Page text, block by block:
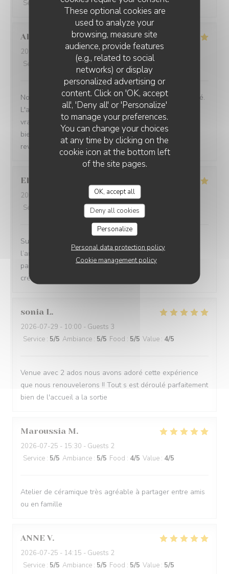
These optional cookies are
used to analyze your
browsing, measure site
audience, provide features
(e.g., related to social
networks) or display
personalized advertising or
content. Click on 'OK, accept
all', 'Deny all' or 'Personalize'
to manage your preferences.
You can change your choices
at any time by clicking on the
cookie icon at the bottom left
of the site pages.
OK, accept all
Deny all cookies
Personalize
Personal data protection policy
Cookie management policy
Service
Ambiance :5/5 Food: 4 /5 Value: 5/5
Alise
2026-07-29
- 14:30 - Guests 4
Service
Ambiance : 5/5 Food:5/5 Value
Nous avons adoré cette bulle de calme offert par le café.
L'accueil et les explications sont au top et nous avons
vraiment passé un très agréable moment, une pause
bienvenue dans un quotidien parfois intense. Nous
reviendrons, c'est certain.
Elisa
2026-07-29
- 18:15 - Guests 1
Service
Ambiance:5/5 Food:5/5 Value
Super ! Le personnel est très sympa et bienveillant,
l’ambiance est top avec une playlist parfaite ! L’endroit
parfait pour se déconnecter un peu et faire qqch de
créatif. À bientôt :)
sonia L
2026-07-29 - 10:00 - Guests 3
Service : 5/5 Ambiance : 5/5 Food : 5/5 Value : 4/5
Venue avec 2 ados nous avons adoré cette expérience
que nous renouvelerons !! Tout s est déroulé parfaitement
bien de l'accueil a la sortie
Maroussia M
2026-07-25 - 15:30 - Guests 2
Service : 5/5 Ambiance : 5/5 Food : 4/5 Value : 4/5
Atelier de céramique très agréable à partager entre amis
ou en famille
ANNE V
2026-07-25 - 14:15 - Guests 2
Service : 5/5 Ambiance : 5/5 Food : 5/5 Value : 5/5
BAV'ART CAFÉ